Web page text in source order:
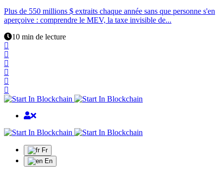
Plus de 550 millions $ extraits chaque année sans que personne s'en
aperçoive : comprendre le MEV, la taxe invisible de...
10 min de lecture
Fr
En